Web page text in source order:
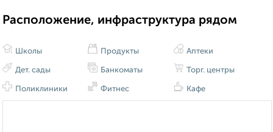
Расположение, инфраструктура рядом
Школы
Дет. сады
Поликлиники
Продукты
Банкоматы
Фитнес
Аптеки
Торг. центры
Кафе